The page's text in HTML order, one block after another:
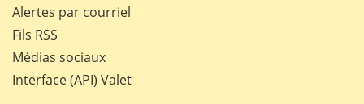
Alertes par courriel
Fils RSS
Médias sociaux
Interface (API) Valet